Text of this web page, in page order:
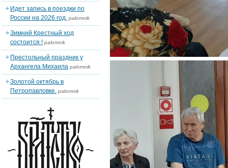
Идет запись в поездки по
России на 2026 год. palomnik
Зимний Крестный ход
состоится ! palomnik
Престольный праздник у
Архангела Михаила palomnik
Золотой октябрь в
Петропавловке. palomnik